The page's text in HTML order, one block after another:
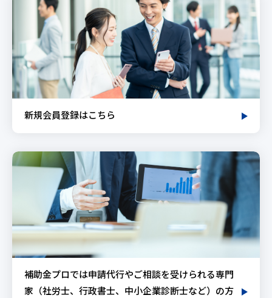
新規会員登録はこちら
補助金プロでは申請代行やご相談を受けられる専門
家（社労士、行政書士、中小企業診断士など）の方